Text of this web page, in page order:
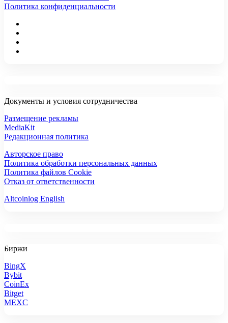
Политика конфиденциальности
Документы и условия сотрудничества
Размещение рекламы
MediaKit
Редакционная политика
Авторское право
Политика обработки персональных данных
Политика файлов Cookie
Отказ от ответственности
Altcoinlog English
Биржи
BingX
Bybit
CoinEx
Bitget
MEXC